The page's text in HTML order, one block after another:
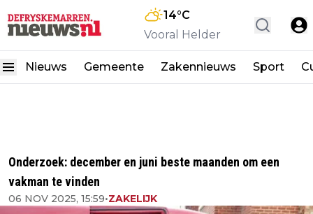
14°C
Vooral Helder
Nieuws Gemeente Zakennieuws Sport
Onderzoek: december en juni beste maanden om een
vakman te vinden
06 NOV 2025, 15:59•ZAKELIJK